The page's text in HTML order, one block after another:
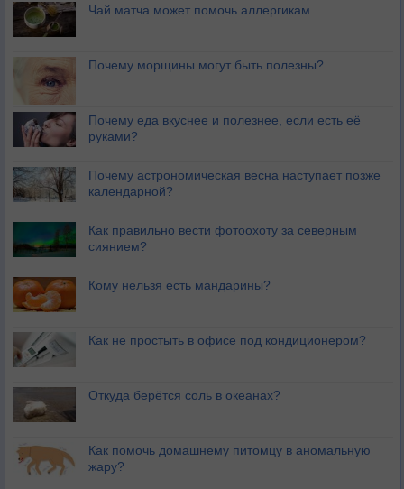
Чай матча может помочь аллергикам
Почему морщины могут быть полезны?
Почему еда вкуснее и полезнее, если есть её
руками?
Почему астрономическая весна наступает позже
календарной?
Как правильно вести фотоохоту за северным
сиянием?
Кому нельзя есть мандарины?
Как не простыть в офисе под кондиционером?
Откуда берётся соль в океанах?
Как помочь домашнему питомцу в аномальную
жару?